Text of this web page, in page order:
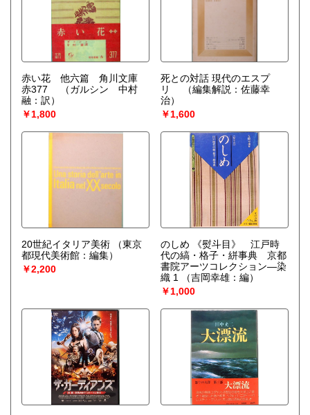
赤い花 他六篇 角川文庫
赤377
（ガルシン 中村
融：訳）
￥1,800
死との対話 現代のエスプ
リ
（編集解説：佐藤幸
治）
￥1,600
20世紀イタリア美術
（東京
都現代美術館：編集）
￥2,200
のしめ 《熨斗目》 江戸時
代の縞・格子・絣事典 京都
書院アーツコレクション―染
織 1
（吉岡幸雄：編）
￥1,000